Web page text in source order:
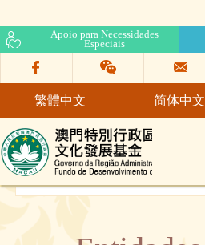
Apoio para Necessidades
Especiais
繁體中文 简体中文
Fundo de Desenvolvimento
da Cultura